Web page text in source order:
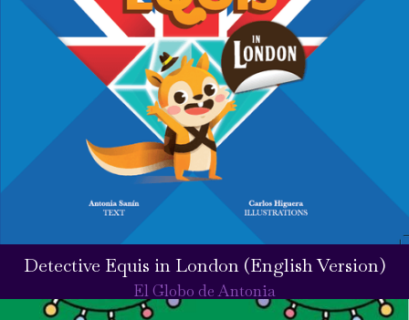
Detective Equis in London (English Version)
El Globo de Antonia